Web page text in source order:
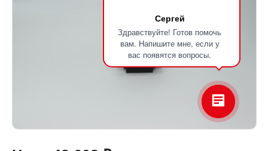
Сергей
Здравствуйте! Готов помочь
вам. Напишите мне, если у
вас появятся вопросы.